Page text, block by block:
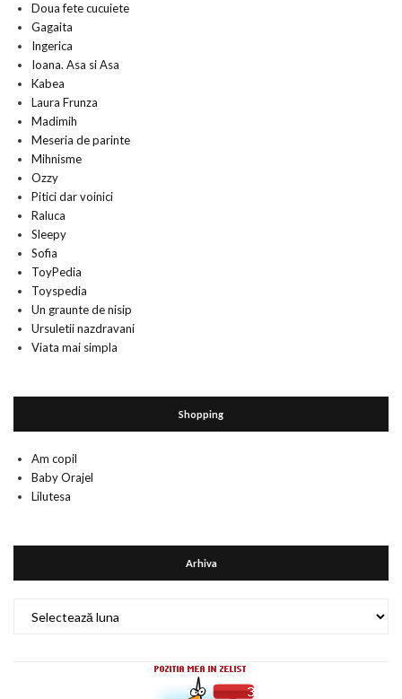
Doua fete cucuiete
Gagaita
Ingerica
Ioana. Asa si Asa
Kabea
Laura Frunza
Madimih
Meseria de parinte
Mihnisme
Ozzy
Pitici dar voinici
Raluca
Sleepy
Sofia
ToyPedia
Toyspedia
Un graunte de nisip
Ursuletii nazdravani
Viata mai simpla
Shopping
Am copil
Baby Orajel
Lilutesa
Arhiva